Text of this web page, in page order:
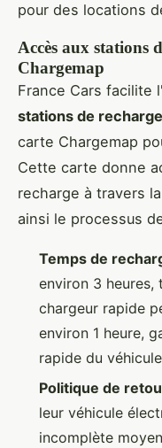
pour des locations
Accès aux stations
Chargemap
France Cars facilite
stations de recharge
carte Chargemap
Cette carte donne
recharge à travers
ainsi le processus
Temps de
environ 3 heures,
chargeur rapide
environ 1 heure,
rapide du
Politique de
leur véhicule
incomplète